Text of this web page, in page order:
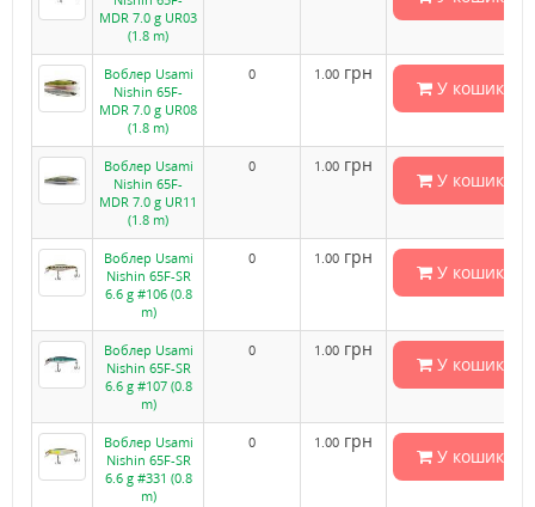
MDR 7.0 g UR03
(1.8 m)
Воблер Usami
Nishin 65F-
MDR 7.0 g UR08
(1.8 m)
0 1.00 грн
У кошик
Воблер Usami
Nishin 65F-
MDR 7.0 g UR11
(1.8 m)
0 1.00 грн
У кошик
Воблер Usami
Nishin 65F-SR
6.6 g #106 (0.8
m)
0 1.00 грн
У кошик
Воблер Usami
Nishin 65F-SR
6.6 g #107 (0.8
m)
0 1.00 грн
У кошик
Воблер Usami
Nishin 65F-SR
6.6 g #331 (0.8
m)
0 1.00 грн
У кошик